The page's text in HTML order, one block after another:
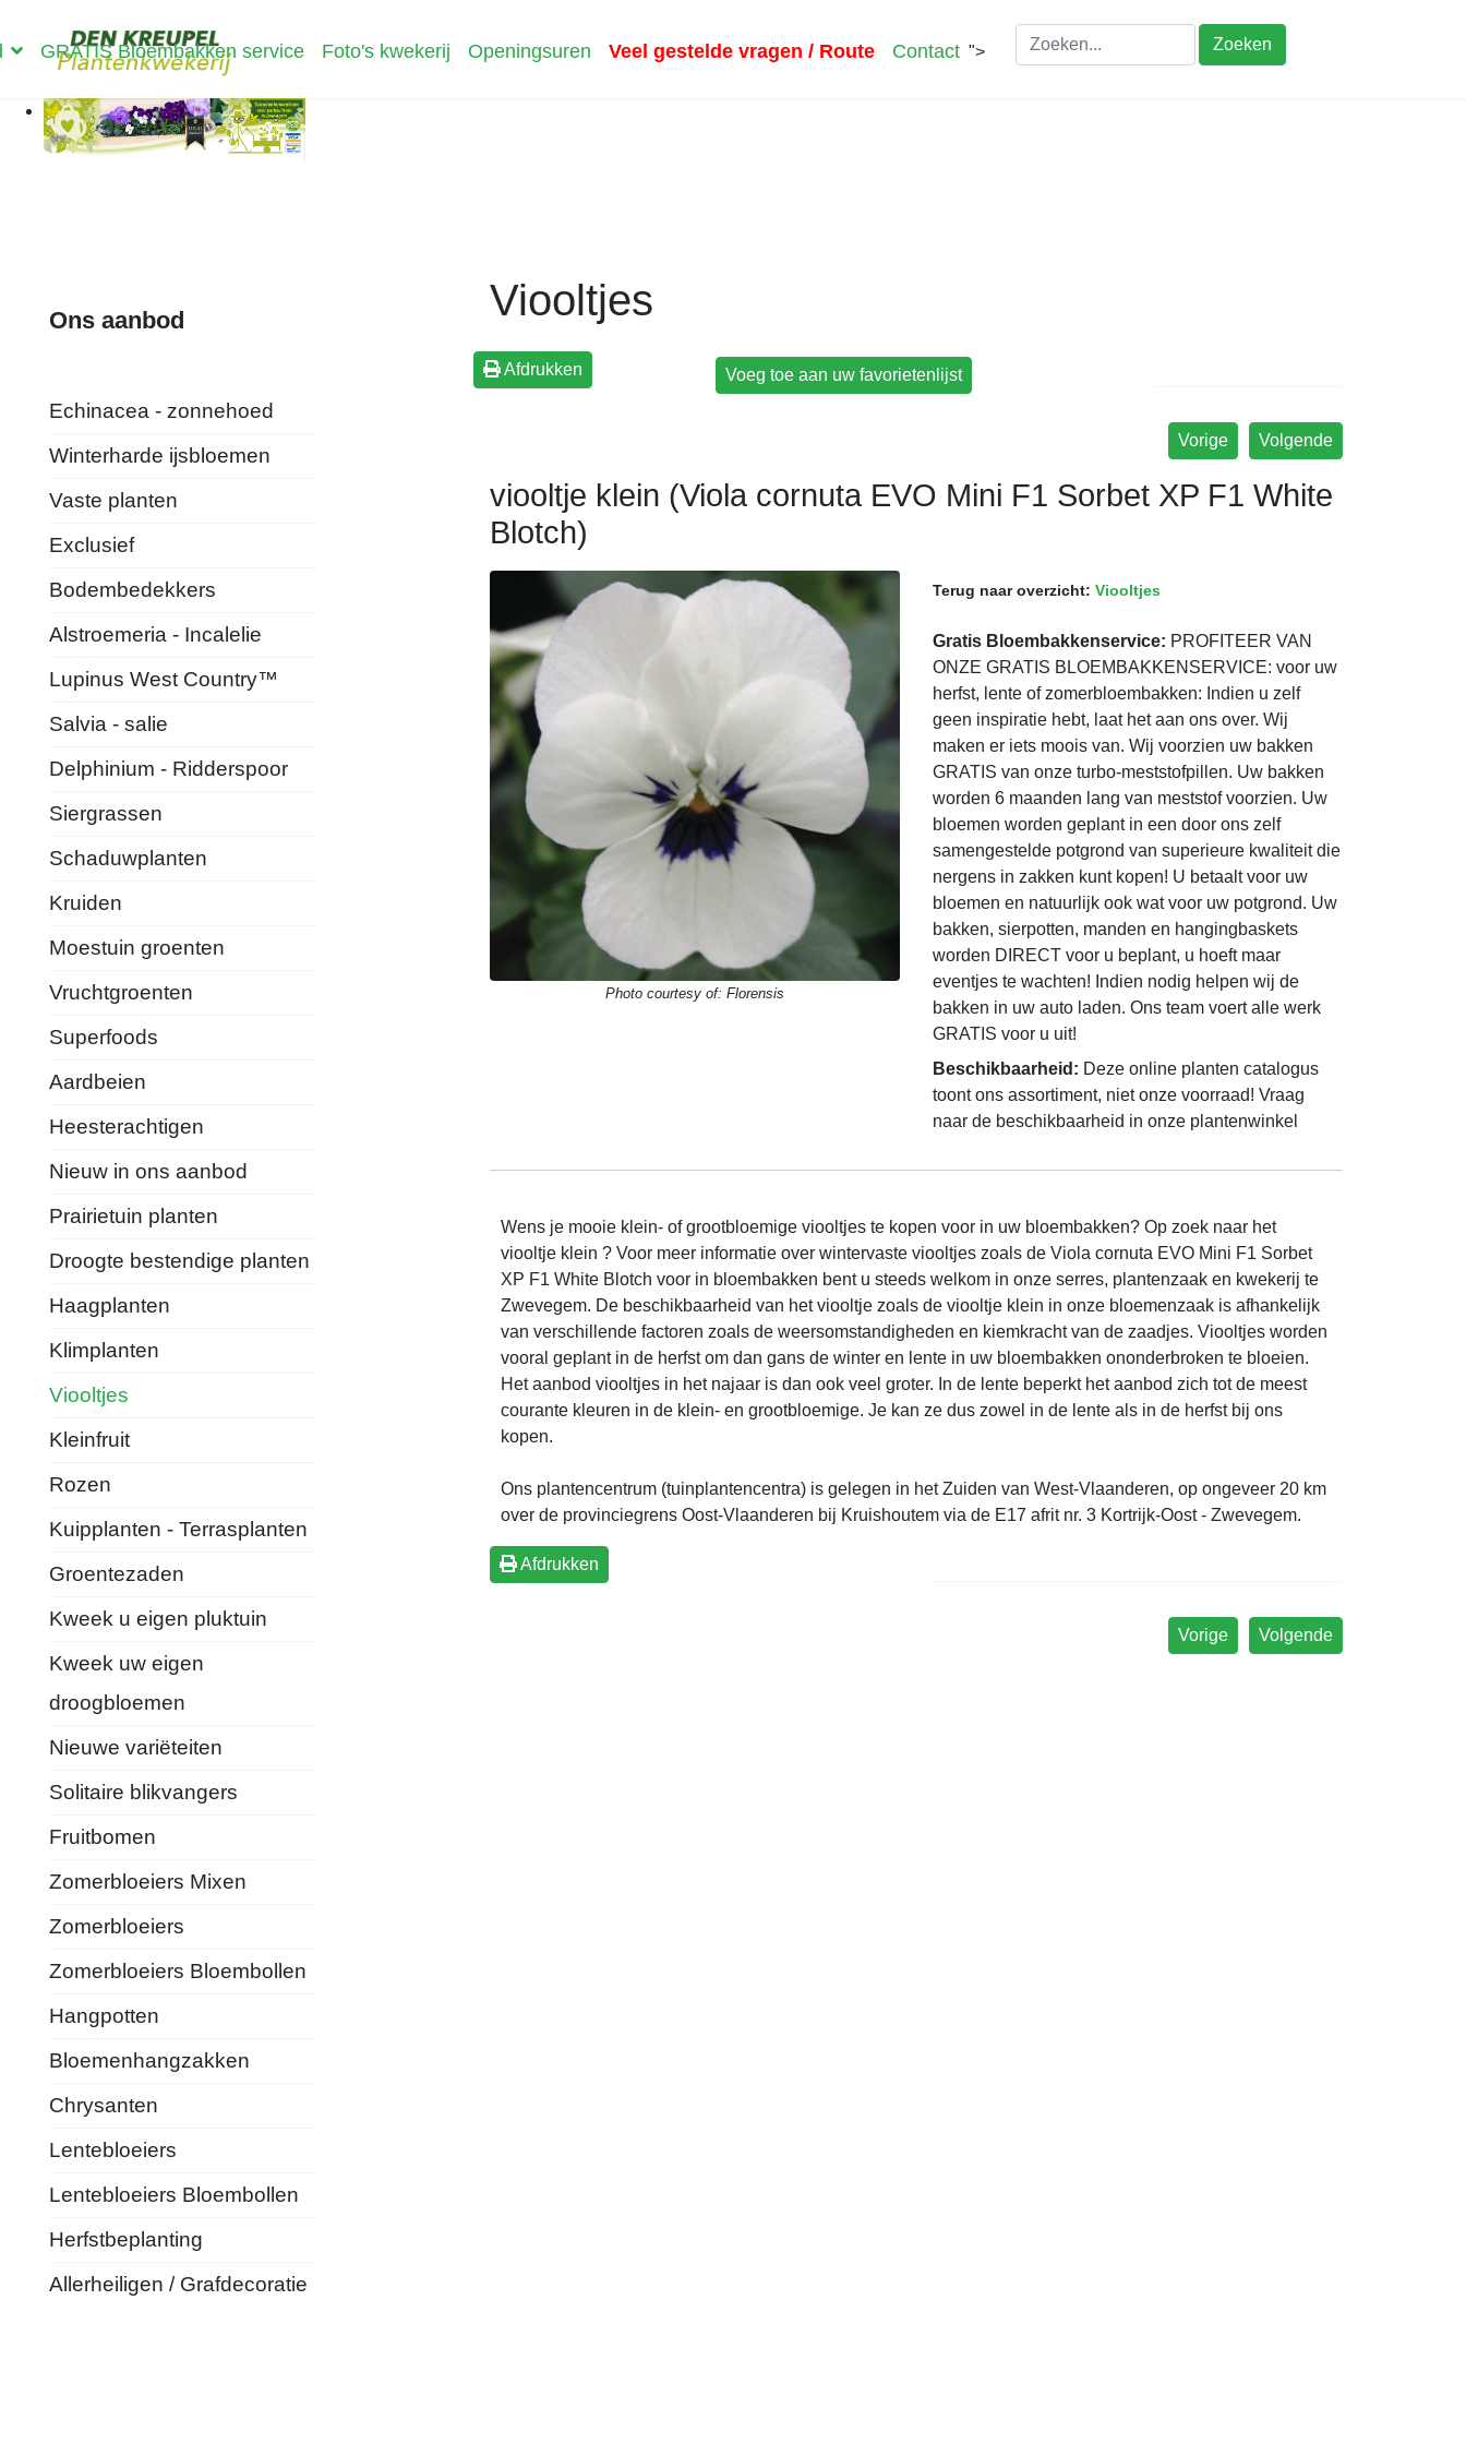
GRATIS Bloembakken service Foto's kwekerij Openingsuren Veel gestelde vragen / Route Contact "> Zoeken
Ons aanbod
Echinacea - zonnehoed
Winterharde ijsbloemen
Vaste planten
Exclusief
Bodembedekkers
Alstroemeria - Incalelie
Lupinus West Country™
Salvia - salie
Delphinium - Ridderspoor
Siergrassen
Schaduwplanten
Kruiden
Moestuin groenten
Vruchtgroenten
Superfoods
Aardbeien
Heesterachtigen
Nieuw in ons aanbod
Prairietuin planten
Droogte bestendige planten
Haagplanten
Klimplanten
Viooltjes
Kleinfruit
Rozen
Kuipplanten - Terrasplanten
Groentezaden
Kweek u eigen pluktuin
Kweek uw eigen
droogbloemen
Nieuwe variëteiten
Solitaire blikvangers
Fruitbomen
Zomerbloeiers Mixen
Zomerbloeiers
Zomerbloeiers Bloembollen
Hangpotten
Bloemenhangzakken
Chrysanten
Lentebloeiers
Lentebloeiers Bloembollen
Herfstbeplanting
Allerheiligen / Grafdecoratie
Viooltjes
Afdrukken
Volgende
Vorige
viooltje klein (Viola cornuta EVO Mini F1 Sorbet XP F1 White
Blotch)
Photo courtesy of: Florensis
Terug naar overzicht: Viooltjes
Gratis Bloembakkenservice: PROFITEER VAN
ONZE GRATIS BLOEMBAKKENSERVICE: voor uw
herfst, lente of zomerbloembakken: Indien u zelf
geen inspiratie hebt, laat het aan ons over. Wij
maken er iets moois van. Wij voorzien uw bakken
GRATIS van onze turbo-meststofpillen. Uw bakken
worden 6 maanden lang van meststof voorzien. Uw
bloemen worden geplant in een door ons zelf
samengestelde potgrond van superieure kwaliteit die
nergens in zakken kunt kopen! U betaalt voor uw
bloemen en natuurlijk ook wat voor uw potgrond. Uw
bakken, sierpotten, manden en hangingbaskets
worden DIRECT voor u beplant, u hoeft maar
eventjes te wachten! Indien nodig helpen wij de
bakken in uw auto laden. Ons team voert alle werk
GRATIS voor u uit!
Beschikbaarheid: Deze online planten catalogus
toont ons assortiment, niet onze voorraad! Vraag
naar de beschikbaarheid in onze plantenwinkel
Wens je mooie klein- of grootbloemige viooltjes te kopen voor in uw bloembakken? Op zoek naar het
viooltje klein ? Voor meer informatie over wintervaste viooltjes zoals de Viola cornuta EVO Mini F1 Sorbet
XP F1 White Blotch voor in bloembakken bent u steeds welkom in onze serres, plantenzaak en kwekerij te
Zwevegem. De beschikbaarheid van het viooltje zoals de viooltje klein in onze bloemenzaak is afhankelijk
van verschillende factoren zoals de weersomstandigheden en kiemkracht van de zaadjes. Viooltjes worden
vooral geplant in de herfst om dan gans de winter en lente in uw bloembakken ononderbroken te bloeien.
Het aanbod viooltjes in het najaar is dan ook veel groter. In de lente beperkt het aanbod zich tot de meest
courante kleuren in de klein- en grootbloemige. Je kan ze dus zowel in de lente als in de herfst bij ons
kopen.
Ons plantencentrum (tuinplantencentra) is gelegen in het Zuiden van West-Vlaanderen, op ongeveer 20 km
over de provinciegrens Oost-Vlaanderen bij Kruishoutem via de E17 afrit nr. 3 Kortrijk-Oost - Zwevegem.
Afdrukken
Volgende
Vorige